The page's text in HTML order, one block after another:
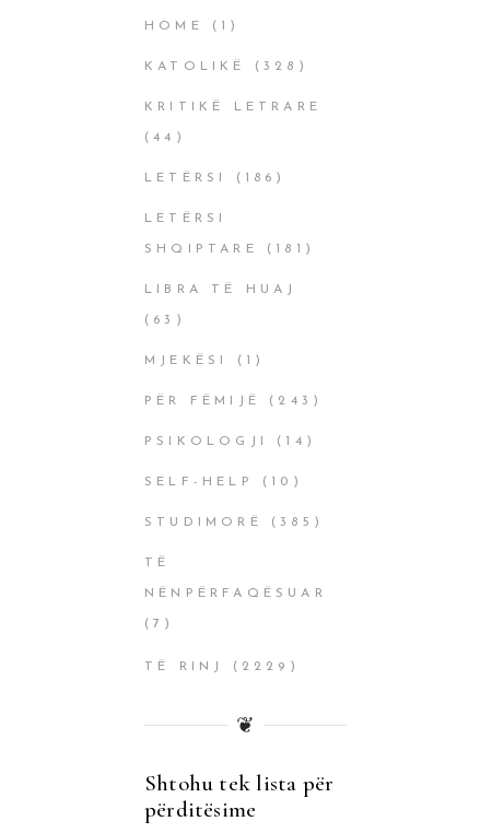
HOME (1)
KATOLIKË (328)
KRITIKË LETRARE
(44)
LETËRSI (186)
LETËRSI
SHQIPTARE (181)
LIBRA TË HUAJ
(63)
MJEKËSI (1)
PËR FËMIJË (243)
PSIKOLOGJI (14)
SELF-HELP (10)
STUDIMORË (385)
TË
NËNPËRFAQËSUAR
(7)
TË RINJ (2229)
❦
Shtohu tek lista për
përditësime